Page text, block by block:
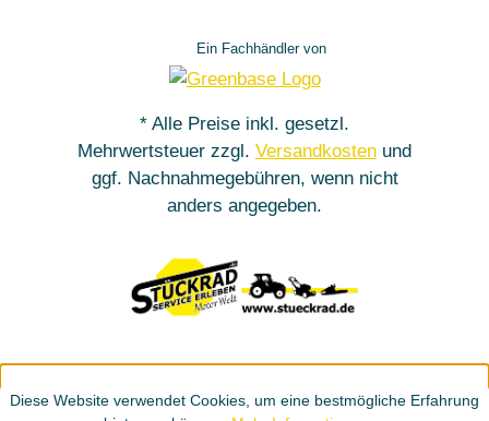
Ein Fachhändler von
* Alle Preise inkl. gesetzl.
Mehrwertsteuer zzgl. Versandkosten und
ggf. Nachnahmegebühren, wenn nicht
anders angegeben.
Diese Website verwendet Cookies, um eine bestmögliche Erfahrung